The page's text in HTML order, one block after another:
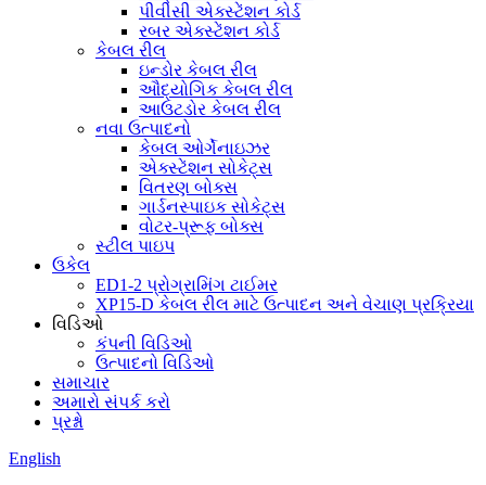
પીવીસી એક્સ્ટેંશન કોર્ડ
રબર એક્સ્ટેંશન કોર્ડ
કેબલ રીલ
ઇન્ડોર કેબલ રીલ
ઔદ્યોગિક કેબલ રીલ
આઉટડોર કેબલ રીલ
નવા ઉત્પાદનો
કેબલ ઓર્ગેનાઇઝર
એક્સ્ટેંશન સોકેટ્સ
વિતરણ બોક્સ
ગાર્ડનસ્પાઇક સોકેટ્સ
વોટર-પ્રૂફ બોક્સ
સ્ટીલ પાઇપ
ઉકેલ
ED1-2 પ્રોગ્રામિંગ ટાઈમર
XP15-D કેબલ રીલ માટે ઉત્પાદન અને વેચાણ પ્રક્રિયા
વિડિઓ
કંપની વિડિઓ
ઉત્પાદનો વિડિઓ
સમાચાર
અમારો સંપર્ક કરો
પ્રશ્નો
English